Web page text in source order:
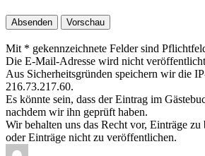
Mit * gekennzeichnete Felder sind
Die E-Mail-Adresse wird nicht
Aus Sicherheitsgründen speichern wir die
216.73.217.60.
Es könnte sein, dass der Eintrag im
nachdem wir ihn geprüft haben.
Wir behalten uns das Recht vor, Einträge zu
oder Einträge nicht zu veröffentlichen.